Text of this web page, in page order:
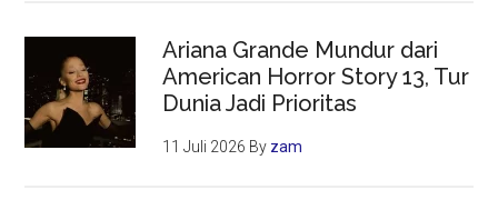
Ariana Grande Mundur dari
American Horror Story 13, Tur
Dunia Jadi Prioritas
11 Juli 2026 By zam